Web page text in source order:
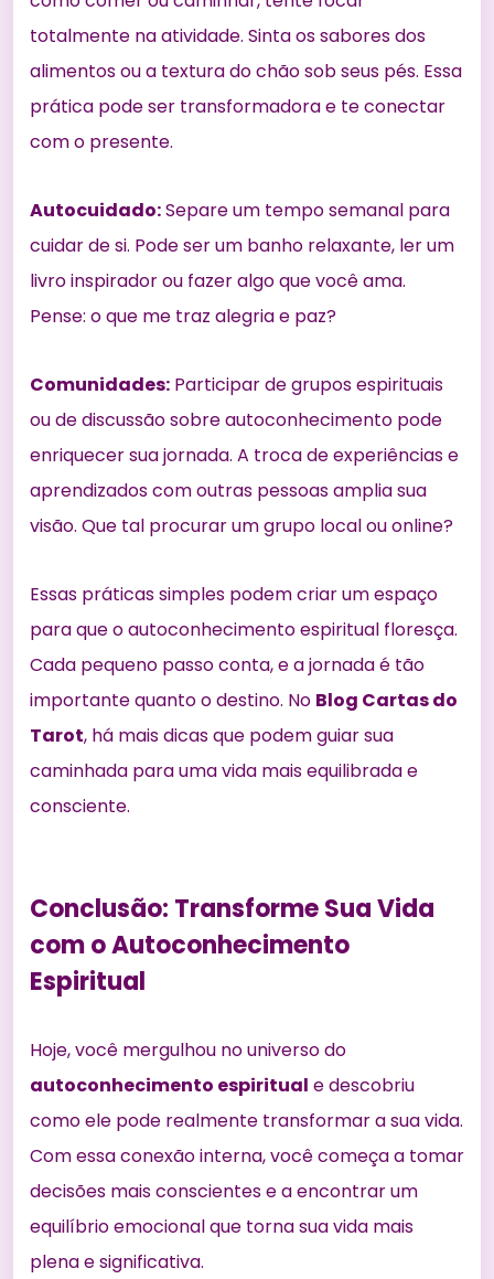
totalmente na atividade. Sinta os sabores dos
alimentos ou a textura do chão sob seus pés. Essa
prática pode ser transformadora e te conectar
com o presente.
Autocuidado:Separe um tempo semanal para
cuidar de si. Pode ser um banho relaxante, ler um
livro inspirador ou fazer algo que você ama.
Pense: o que me traz alegria e paz?
Comunidades: Participar de grupos espirituais
ou de discussão sobre autoconhecimento pode
enriquecer sua jornada. A troca de experiências e
aprendizados com outras pessoas amplia sua
visão. Que tal procurar um grupo local ou online?
Essas práticas simples podem criar um espaço
para que o autoconhecimento espiritual floresça.
Cada pequeno passo conta, e a jornada é tão
importante quanto o destino. No Blog Cartas do
Tarot, há mais dicas que podem guiar sua
caminhada para uma vida mais equilibrada e
consciente.
Conclusão: Transforme Sua Vida
com o Autoconhecimento
Espiritual
Hoje, você mergulhou no universo do
autoconhecimento espiritual e descobriu
como ele pode realmente transformar a sua vida.
Com essa conexão interna, você começa a tomar
decisões mais conscientes e a encontrar um
equilíbrio emocional que torna sua vida mais
plena e significativa.